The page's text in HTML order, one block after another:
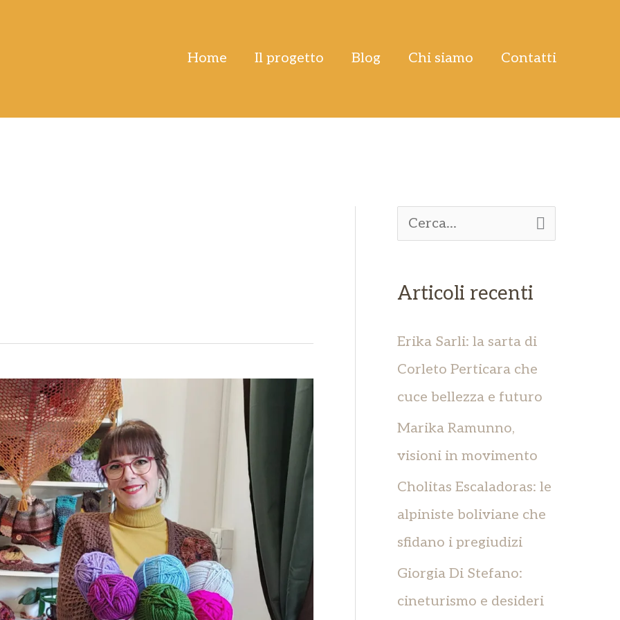
Home Il progetto Blog Chi siamo Contatti
a
:
Articoli recenti
Erika Sarli: la sarta di
Corleto Perticara che
cuce bellezza e futuro
Marika Ramunno,
visioni in movimento
Cholitas Escaladoras: le
alpiniste boliviane che
sfidano i pregiudizi
Giorgia Di Stefano:
cineturismo e desideri